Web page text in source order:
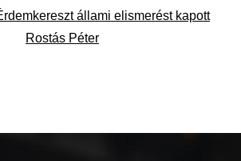
állami elismerést kapott
Rostás Péter